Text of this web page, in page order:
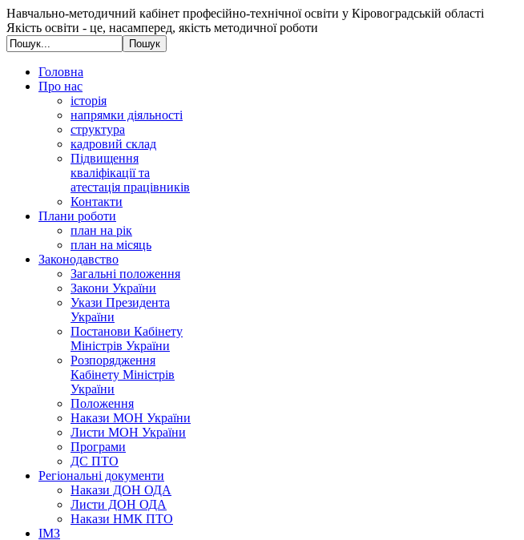
Навчально-методичний кабінет професійно-технічної освіти у Кіровоградській області
Якість освіти - це, насамперед, якість методичної роботи
Головна
Про нас
історія
напрямки діяльності
структура
кадровий склад
Підвищення
кваліфікації та
атестація працівників
Контакти
Плани роботи
план на рік
план на місяць
Законодавство
Загальні положення
Закони України
Укази Президента
України
Постанови Кабінету
Міністрів України
Розпорядження
Кабінету Міністрів
України
Положення
Накази МОН України
Листи МОН України
Програми
ДС ПТО
Регіональні документи
Накази ДОН ОДА
Листи ДОН ОДА
Накази НМК ПТО
ІМЗ